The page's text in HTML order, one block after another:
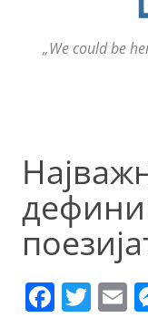
„We could be
F T E